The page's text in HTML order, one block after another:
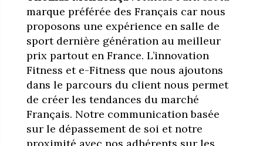
marque préférée des Français car nous
proposons une expérience en salle de
sport dernière génération au meilleur
prix partout en France. L’innovation
Fitness et e-Fitness que nous ajoutons
dans le parcours du client nous permet
de créer les tendances du marché
Français. Notre communication basée
sur le dépassement de soi et notre
proximité avec nos adhérents sur les